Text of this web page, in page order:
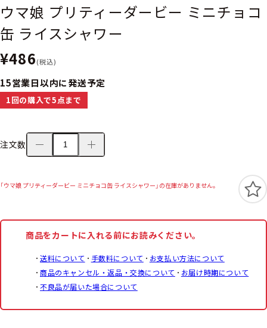
ウマ娘 プリティーダービー ミニチョコ
缶 ライスシャワー
¥486(税込)
15営業日以内に発送予定
1回の購入で5点まで
注文数
「ウマ娘 プリティーダービー ミニチョコ缶 ライスシャワー」の在庫がありません。
商品をカートに入れる前にお読みください。
送料について 手数料について
お支払い方法について
商品のキャンセル・返品・交換について
お届け時期について
不良品が届いた場合について